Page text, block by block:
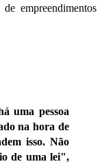
empreendimentos
uma pessoa
na hora de
isso. Não
de uma lei",